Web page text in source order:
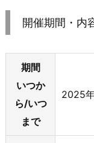
開催期間・内
期間
いつか
ら/いつ
まで
2025